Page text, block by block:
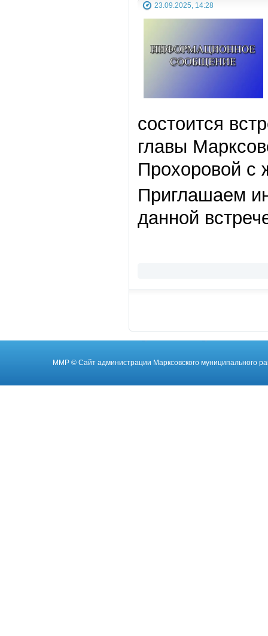
23.09.2025, 14:28
состоится
главы
Прохоровой с
Приглашаем
данной
ММР © Cайт администрации Марксовского муниципального